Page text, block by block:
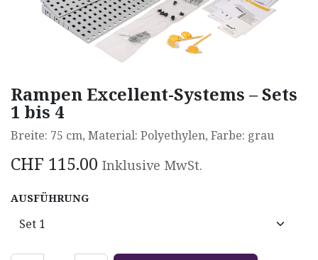
Rampen Excellent-Systems – Sets
1 bis 4
Breite: 75 cm, Material: Polyethylen, Farbe: grau
CHF 115.00 Inklusive MwSt.
AUSFÜHRUNG